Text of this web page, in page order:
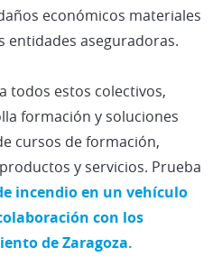
económicos materiales
entidades aseguradoras.
todos estos colectivos,
formación y soluciones
cursos de formación,
y servicios. Prueba
incendio en un vehículo
con los
de Zaragoza.